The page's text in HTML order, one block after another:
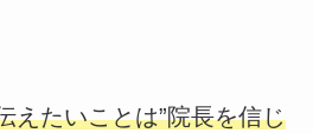
えたいことは”院長を信じ